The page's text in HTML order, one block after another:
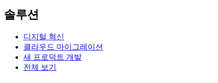
솔루션
디지털 혁신
클라우드 마이그레이션
새 프로덕트 개발
전체 보기